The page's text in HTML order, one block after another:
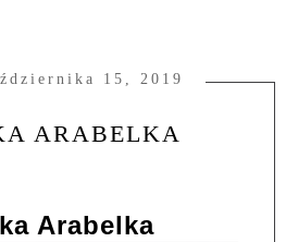
15, 2019
ARABELKA
Arabelka